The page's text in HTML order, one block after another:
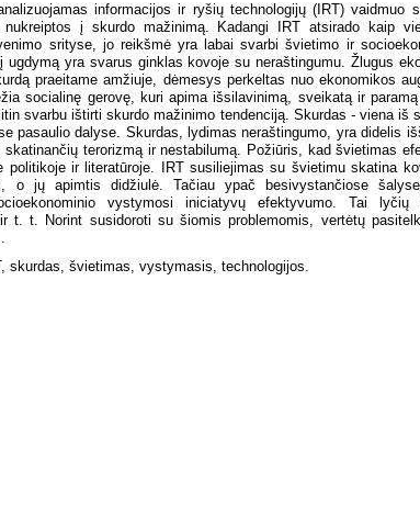
informacijos ir ryšių technologijų (IRT) vaidmuo
į skurdo mažinimą. Kadangi IRT atsirado kaip
srityse, jo reikšmė yra labai svarbi švietimo ir
ugdymą yra svarus ginklas kovoje su neraštingumu. Žlugus
praeitame amžiuje, dėmesys perkeltas nuo ekonomikos
socialinę gerovę, kuri apima išsilavinimą, sveikatą ir
svarbu ištirti skurdo mažinimo tendenciją. Skurdas - viena iš
pasaulio dalyse. Skurdas, lydimas neraštingumo, yra didelis
terorizmą ir nestabilumą. Požiūris, kad švietimas
politikoje ir literatūroje. IRT susiliejimas su švietimu skatina
o jų apimtis didžiulė. Tačiau ypač besivystančiose
vystymosi iniciatyvų efektyvumo. Tai lyčių
t. t. Norint susidoroti su šiomis problemomis, vertėtų
skurdas, švietimas, vystymasis, technologijos.